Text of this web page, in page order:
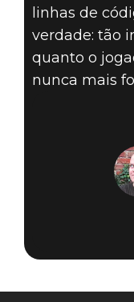
linhas de
verdade: tão
quanto o
nunca mais